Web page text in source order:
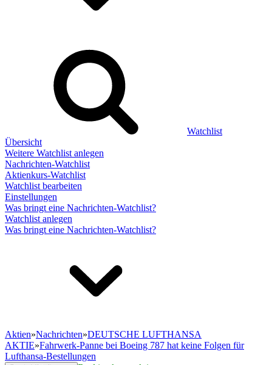
Watchlist
Übersicht
Weitere Watchlist anlegen
Nachrichten-Watchlist
Aktienkurs-Watchlist
Watchlist bearbeiten
Einstellungen
Was bringt eine Nachrichten-Watchlist?
Watchlist anlegen
Was bringt eine Nachrichten-Watchlist?
Aktien»Nachrichten»DEUTSCHE LUFTHANSA
AKTIE»Fahrwerk-Panne bei Boeing 787 hat keine Folgen für
Lufthansa-Bestellungen